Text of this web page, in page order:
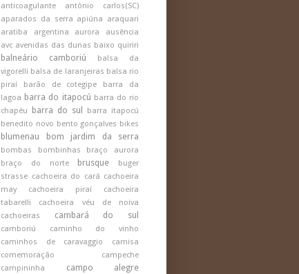
anticoagulante
antônio carlos(SC)
aparados da serra apiúna
araquari
aratiba
argentina aurora
ausência
avc avenidas das dunas baixo quiriri
balneário camboriú
balsa da
vigorelli balsa de laranjeiras balsa rio
piraí
barão de cotegipe
barra da
lagoa barra do itapocú barra do rio
chapéu
barra do sul
barra itapocú
benedito novo bento gonçalves bikes
blumenau bom jardim da serra
bombas bombinhas
braço aurora
braço do norte
brusque
buger
strasse cachoeira do cará cachoeira
may
cachoeira piraí
cachoeira
tabarelli
cachoeira véu de noiva
cachoeiras
cambará do sul
camboriú
caminho do vinho
caminhos de caravaggio
camisa
comemoração
campeche
campininha
campo alegre